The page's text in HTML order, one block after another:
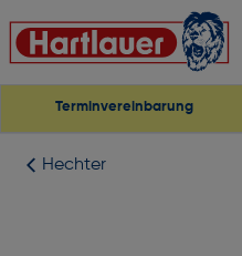
Terminvereinbarung
Hechter